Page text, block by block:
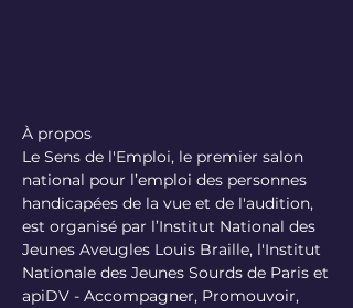
À propos
Le Sens de l'Emploi, le premier salon
national pour l’emploi des personnes
handicapées de la vue et de l'audition,
est organisé par l’Institut National des
Jeunes Aveugles Louis Braille, l'Institut
Nationale des Jeunes Sourds de Paris et
apiDV - Accompagner, Promouvoir,